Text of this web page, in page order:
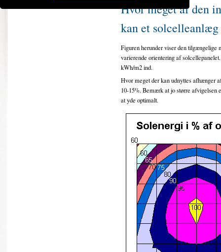
Hvor meget af den
kan et
Figuren herunder viser den tilgængelige
varierende orientering af
kWh/m2 ind.
Hvor meget der kan udnyttes afhænger
10-15%. Bemærk at jo større afvigelsen
at yde optimalt.